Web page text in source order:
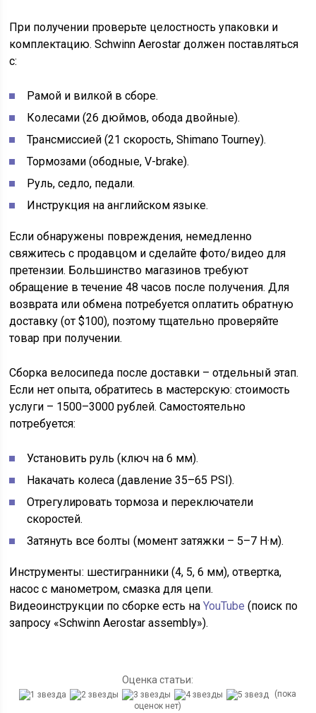
При получении проверьте целостность упаковки и
комплектацию. Schwinn Aerostar должен поставляться
с:
Рамой и вилкой в сборе.
Колесами (26 дюймов, обода двойные).
Трансмиссией (21 скорость, Shimano Tourney).
Тормозами (ободные, V-brake).
Руль, седло, педали.
Инструкция на английском языке.
Если обнаружены повреждения, немедленно
свяжитесь с продавцом и сделайте фото/видео для
претензии. Большинство магазинов требуют
обращение в течение 48 часов после получения. Для
возврата или обмена потребуется оплатить обратную
доставку (от $100), поэтому тщательно проверяйте
товар при получении.
Сборка велосипеда после доставки – отдельный этап.
Если нет опыта, обратитесь в мастерскую: стоимость
услуги – 1500–3000 рублей. Самостоятельно
потребуется:
Установить руль (ключ на 6 мм).
Накачать колеса (давление 35–65 PSI).
Отрегулировать тормоза и переключатели
скоростей.
Затянуть все болты (момент затяжки – 5–7 Н·м).
Инструменты: шестигранники (4, 5, 6 мм), отвертка,
насос с манометром, смазка для цепи.
Видеоинструкции по сборке есть наYouTube (поиск по
запросу «Schwinn Aerostar assembly»).
Оценка статьи:
(пока
оценок нет)